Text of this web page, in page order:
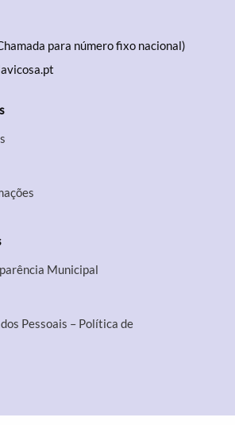
para número fixo nacional)
Municipal
Pessoais – Política de